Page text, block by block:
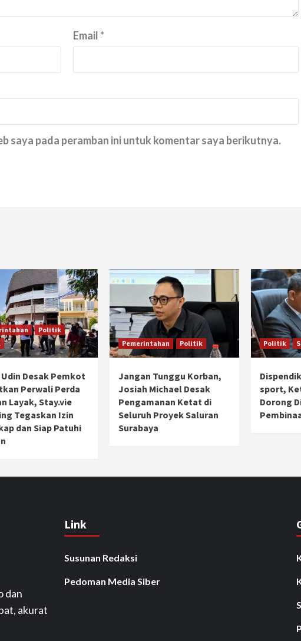
Email*
saya pada peramban ini untuk komentar saya berikutnya.
Politik
Desak Pemkot
Perwali Perda
Layak, Stay.vie
Tegaskan Izin
dan Siap Patuhi
Pemerintahan Politik
Jangan Tunggu Korban,
Josiah Michael Desak
Pengamanan Ketat di
Seluruh Proyek Saluran
Surabaya
Politik
sport,
Dorong
dan
akurat
Link
Susunan Redaksi
Pedoman Media Siber